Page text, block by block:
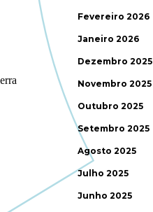
Fevereiro 2026
Janeiro 2026
Dezembro 2025
Novembro 2025
Outubro 2025
Setembro 2025
Agosto 2025
Julho 2025
Junho 2025